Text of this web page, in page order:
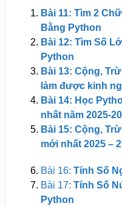
Bài 11: Tìm 2
Bằng Python
Bài 12: Tìm Số
Python
Bài 13: Cộng,
làm được kinh
Bài 14: Học
nhất năm 2025-
Bài 15: Cộng,
mới nhất 2025 –
Bài 16: Tính Số
Bài 17: Tính Số
Python